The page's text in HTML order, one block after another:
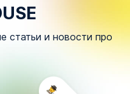
статьи и новости про